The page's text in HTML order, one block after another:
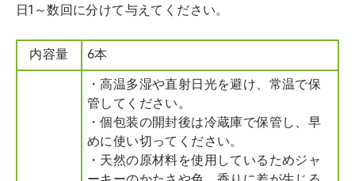
日1～数回に分けて与えてください。
内容量 6本
・高温多湿や直射日光を避け、常温で保
管してください。
・個包装の開封後は冷蔵庫で保管し、早
めに使い切ってください。
・天然の原材料を使用しているためジャ